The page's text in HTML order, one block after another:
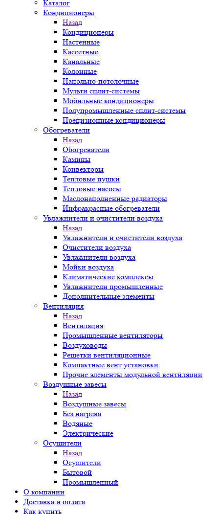
Каталог
Кондиционеры
Назад
Кондиционеры
Настенные
Кассетные
Канальные
Колонные
Напольно-потолочные
Мульти сплит-системы
Мобильные кондиционеры
Полупромышленные сплит-системы
Прецизионные кондиционеры
Обогреватели
Назад
Обогреватели
Камины
Конвекторы
Тепловые пушки
Тепловые насосы
Маслонаполненные радиаторы
Инфракрасные обогреватели
Увлажнители и очистители воздуха
Назад
Увлажнители и очистители воздуха
Очистители воздуха
Увлажнители воздуха
Мойки воздуха
Климатические комплексы
Увлажнители промышленные
Дополнительные элементы
Вентиляция
Назад
Вентиляция
Промышленные вентиляторы
Воздуховоды
Решетки вентиляционные
Компактные вент установки
Прочие элементы модульной вентиляции
Воздушные завесы
Назад
Воздушные завесы
Без нагрева
Водяные
Электрические
Осушители
Назад
Осушители
Бытовой
Промышленный
О компании
Доставка и оплата
Как купить